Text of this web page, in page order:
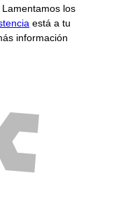
los
está a tu
información